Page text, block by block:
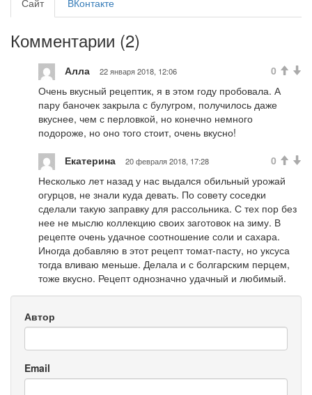
Комментарии (2)
Алла 22 января 2018, 12:06
0
Очень вкусный рецептик, я в этом году пробовала. А
пару баночек закрыла с булугром, получилось даже
вкуснее, чем с перловкой, но конечно немного
подороже, но оно того стоит, очень вкусно!
Екатерина
20 февраля 2018, 17:28
0
Несколько лет назад у нас выдался обильный урожай
огурцов, не знали куда девать. По совету соседки
сделали такую заправку для рассольника. С тех пор без
нее не мыслю коллекцию своих заготовок на зиму. В
рецепте очень удачное соотношение соли и сахара.
Иногда добавляю в этот рецепт томат-пасту, но уксуса
тогда вливаю меньше. Делала и с болгарским перцем,
тоже вкусно. Рецепт однозначно удачный и любимый.
Автор
Email